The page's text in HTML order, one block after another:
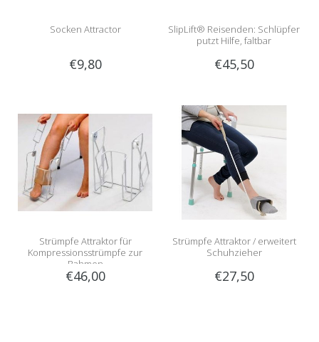
Socken Attractor
€9,80
SlipLift® Reisenden: Schlüpfer
putzt Hilfe, faltbar
€45,50
Strümpfe Attraktor für
Kompressionsstrümpfe zur
Rahmen
€46,00
Strümpfe Attraktor / erweitert
Schuhzieher
€27,50